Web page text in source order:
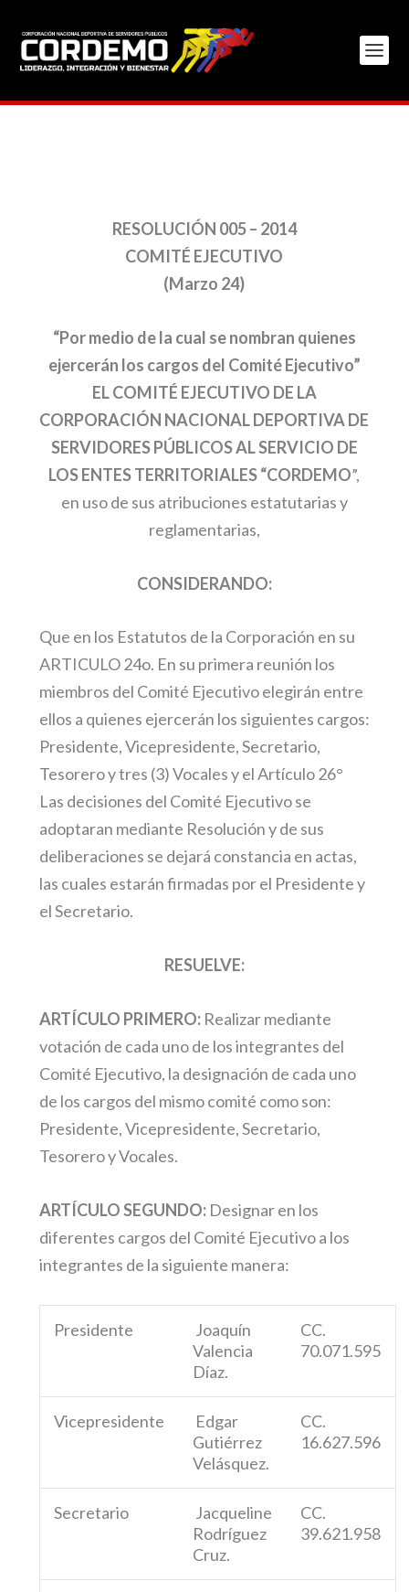
RESOLUCIÓN 005 – 2014
COMITÉ EJECUTIVO
(Marzo 24)
“Por medio de la cual se nombran quienes
ejercerán los cargos del Comité Ejecutivo”
EL COMITÉ EJECUTIVO DE LA
CORPORACIÓN NACIONAL DEPORTIVA DE
SERVIDORES PÚBLICOS AL SERVICIO DE
LOS ENTES TERRITORIALES “CORDEMO”,
en uso de sus atribuciones estatutarias y
reglamentarias,
CONSIDERANDO:
Que en los Estatutos de la Corporación en su
ARTICULO 24o. En su primera reunión los
miembros del Comité Ejecutivo elegirán entre
ellos a quienes ejercerán los siguientes cargos:
Presidente, Vicepresidente, Secretario,
Tesorero y tres (3) Vocales y el Artículo 26°
Las decisiones del Comité Ejecutivo se
adoptaran mediante Resolución y de sus
deliberaciones se dejará constancia en actas,
las cuales estarán firmadas por el Presidente y
el Secretario.
RESUELVE:
ARTÍCULO PRIMERO:Realizar mediante
votación de cada uno de los integrantes del
Comité Ejecutivo, la designación de cada uno
de los cargos del mismo comité como son:
Presidente, Vicepresidente, Secretario,
Tesorero y Vocales.
ARTÍCULO SEGUNDO:Designar en los
diferentes cargos del Comité Ejecutivo a los
integrantes de la siguiente manera:
Presidente
Joaquín
Valencia
Díaz.
CC.
70.071.595
Vicepresidente
Edgar
Gutiérrez
Velásquez.
CC.
16.627.596
Secretario
Jacqueline
Rodríguez
Cruz.
CC.
39.621.958